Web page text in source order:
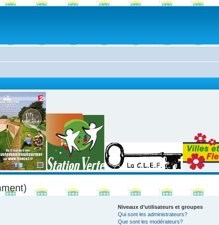
Niveaux d’utilisateurs et groupes
Qui sont les administrateurs?
Que sont les modérateurs?